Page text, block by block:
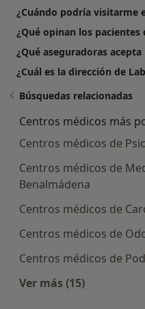
¿Cuándo podría visitarme
¿Qué opinan los
¿Qué aseguradoras
¿Cuál es la dirección de
Búsquedas relacionadas
Centros médicos más
Centros médicos de
Centros médicos de
Benalmádena
Centros médicos de
Centros médicos de
Centros médicos de
Ver más (15)